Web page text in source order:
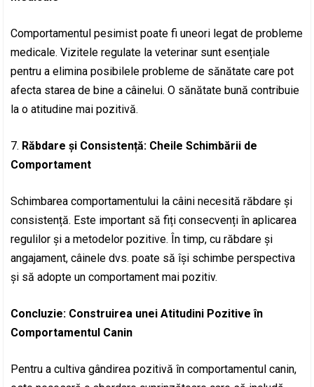
Comportamentul pesimist poate fi uneori legat de probleme
medicale. Vizitele regulate la veterinar sunt esențiale
pentru a elimina posibilele probleme de sănătate care pot
afecta starea de bine a câinelui. O sănătate bună contribuie
la o atitudine mai pozitivă.
7. Răbdare și Consistență: Cheile Schimbării de
Comportament
Schimbarea comportamentului la câini necesită răbdare și
consistență. Este important să fiți consecvenți în aplicarea
regulilor și a metodelor pozitive. În timp, cu răbdare și
angajament, câinele dvs. poate să își schimbe perspectiva
și să adopte un comportament mai pozitiv.
Concluzie: Construirea unei Atitudini Pozitive în
Comportamentul Canin
Pentru a cultiva gândirea pozitivă în comportamentul canin,